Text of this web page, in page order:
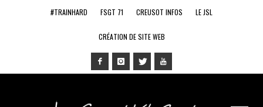
#TRAINHARD FSGT 71 CREUSOT INFOS LE JSL
CRÉATION DE SITE WEB